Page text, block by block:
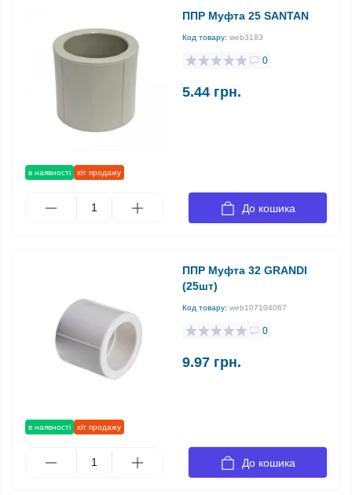
в наявності хіт продажу
ППР Муфта 25 SANTAN
Код товару: web3183
0
5.44 грн.
До кошика
в наявності хіт продажу
ППР Муфта 32 GRANDI
(25шт)
Код товару: web107104067
0
9.97 грн.
До кошика